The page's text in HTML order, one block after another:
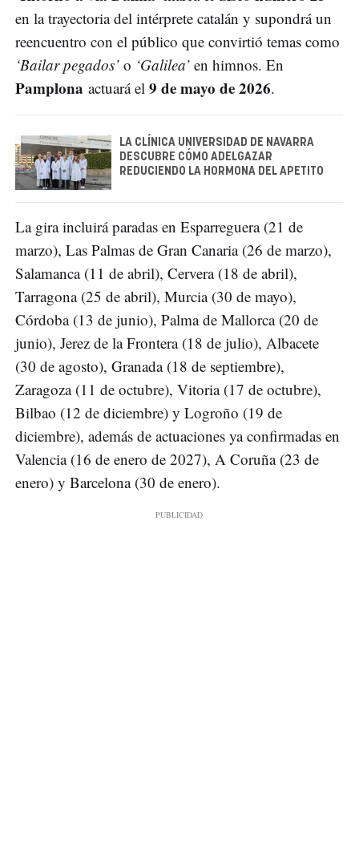
en la trayectoria del intérprete catalán y supondrá un
reencuentro con el público que convirtió temas como
‘Bailar pegados’ o ‘Galilea’ en himnos. En
Pamplona actuará el 9 de mayo de 2026.
LA CLÍNICA UNIVERSIDAD DE NAVARRA
DESCUBRE CÓMO ADELGAZAR
REDUCIENDO LA HORMONA DEL APETITO
La gira incluirá paradas en Esparreguera (21 de
marzo), Las Palmas de Gran Canaria (26 de marzo),
Salamanca (11 de abril), Cervera (18 de abril),
Tarragona (25 de abril), Murcia (30 de mayo),
Córdoba (13 de junio), Palma de Mallorca (20 de
junio), Jerez de la Frontera (18 de julio), Albacete
(30 de agosto), Granada (18 de septiembre),
Zaragoza (11 de octubre), Vitoria (17 de octubre),
Bilbao (12 de diciembre) y Logroño (19 de
diciembre), además de actuaciones ya confirmadas en
Valencia (16 de enero de 2027), A Coruña (23 de
enero) y Barcelona (30 de enero).